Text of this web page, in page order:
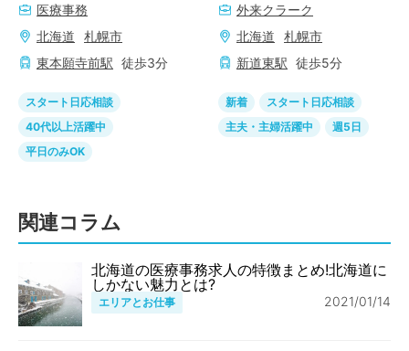
医療事務
北海道
札幌市
東本願寺前駅 徒歩3分
スタート日応相談
40代以上活躍中
平日のみOK
外来クラーク
北海道
札幌市
新道東駅 徒歩5分
新着
スタート日応相談
主夫・主婦活躍中
週5日
関連コラム
北海道の医療事務求人の特徴まとめ!北海道に
しかない魅力とは?
エリアとお仕事 2021/01/14